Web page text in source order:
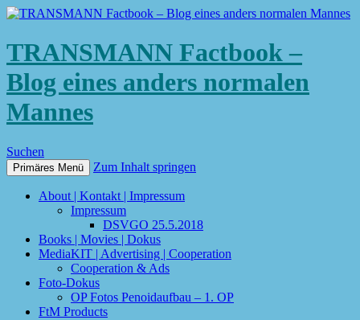
TRANSMANN Factbook –
Blog eines anders normalen
Mannes
Suchen
Primäres Menü Zum Inhalt springen
About | Kontakt | Impressum
Impressum
DSVGO 25.5.2018
Books | Movies | Dokus
MediaKIT | Advertising | Cooperation
Cooperation & Ads
Foto-Dokus
OP Fotos Penoidaufbau – 1. OP
FtM Products